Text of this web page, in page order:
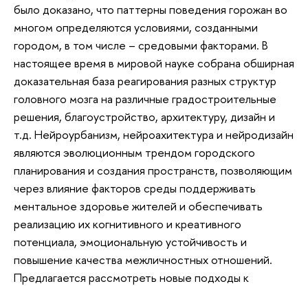
было доказано, что паттерны поведения горожан во
многом определяются условиями, созданными
городом, в том числе – средовыми факторами. В
настоящее время в мировой науке собрана обширная
доказательная база реагирования разных структур
головного мозга на различные градостроительные
решения, благоустройство, архитектуру, дизайн и
т.д. Нейроурбанизм, нейроахитектура и нейродизайн
являются эволюционным трендом городского
планирования и создания пространств, позволяющим
через влияние факторов среды поддерживать
ментальное здоровье жителей и обеспечивать
реализацию их когнитивного и креативного
потенциала, эмоциональную устойчивость и
повышение качества межличностных отношений.
Предлагается рассмотреть новые подходы к